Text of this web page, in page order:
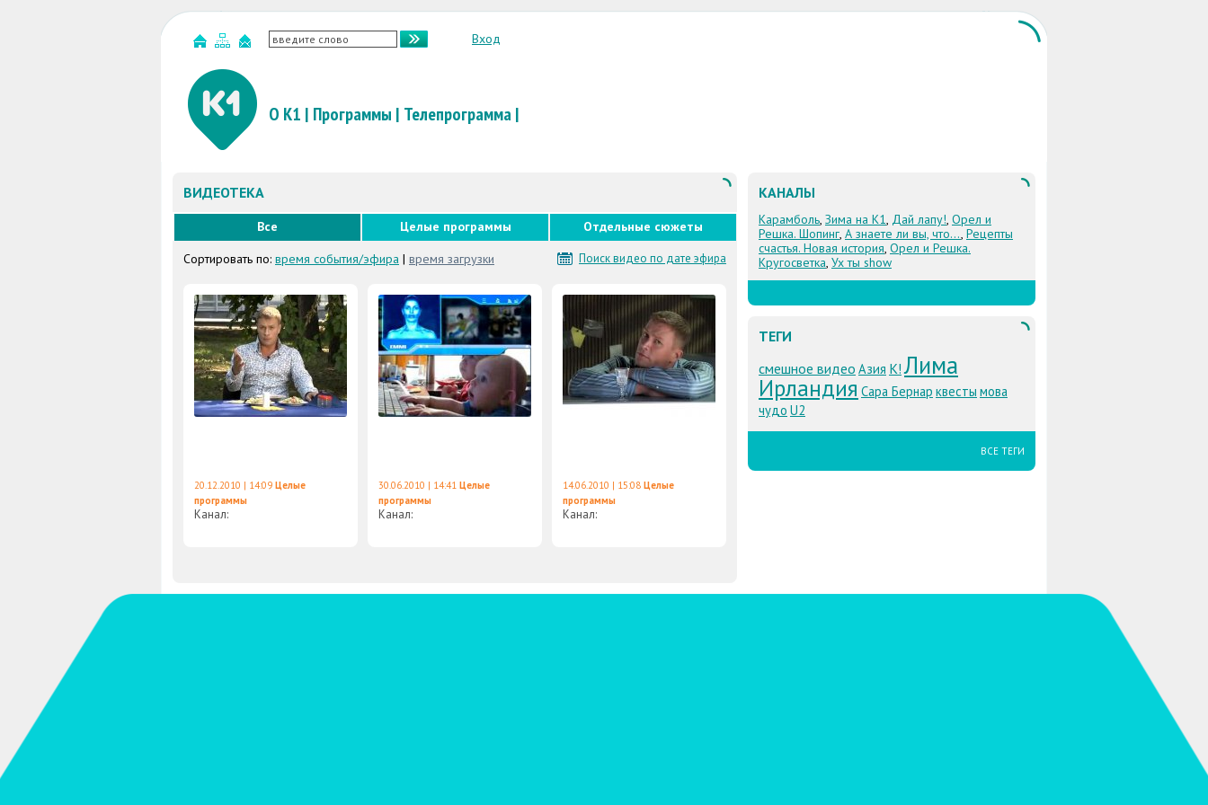
Вход
О К1 | Программы | Телепрограмма|
ВИДЕОТЕКА
Все Целые программы Отдельные сюжеты
Поиск видео по дате эфира
Сортировать по: время события/эфира | время загрузки
20.12.2010 | 14:09 Целые
программы
Канал:
30.06.2010 | 14:41 Целые
программы
Канал:
14.06.2010 | 15:08 Целые
программы
Канал:
КАНАЛЫ
Карамболь, Зима на К1, Дай лапу!, Орел и
Решка. Шопинг, А знаете ли вы, что..., Рецепты
счастья. Новая история, Орел и Решка.
Кругосветка, Ух ты show
ТЕГИ
смешное видео Азия К! Лима
Ирландия Сара Бернар квесты мова
чудо U2
ВСЕ ТЕГИ